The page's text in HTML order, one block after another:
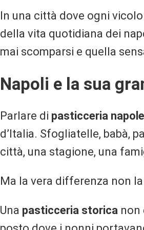
In una città dove ogni
della vita quotidiana dei
mai scomparsi e quella
Napoli e la sua
Parlare di pasticceria
d’Italia. Sfogliatelle, babà,
città, una stagione, una
Ma la vera differenza non
Una pasticceria storica non